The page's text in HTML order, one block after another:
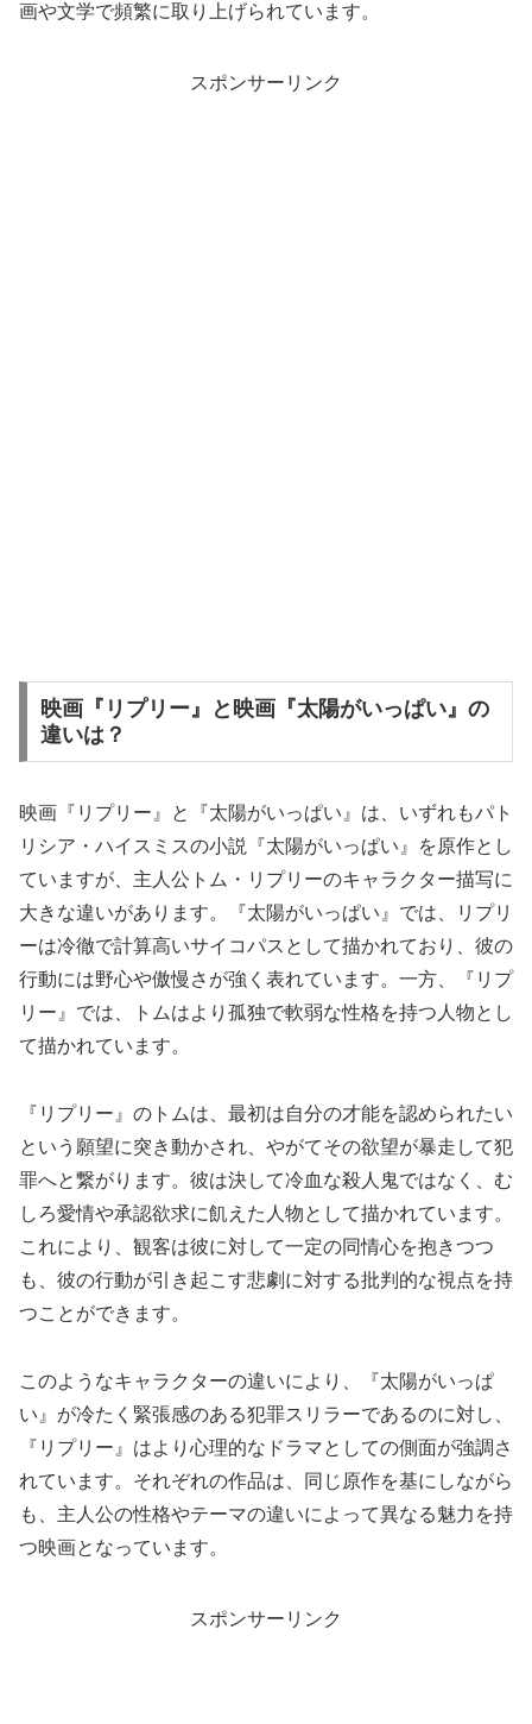
画や文学で頻繁に取り上げられています。
スポンサーリンク
映画『リプリー』と映画『太陽がいっぱい』の
違いは？
映画『リプリー』と『太陽がいっぱい』は、いずれもパト
リシア・ハイスミスの小説『太陽がいっぱい』を原作とし
ていますが、主人公トム・リプリーのキャラクター描写に
大きな違いがあります。『太陽がいっぱい』では、リプリ
ーは冷徹で計算高いサイコパスとして描かれており、彼の
行動には野心や傲慢さが強く表れています。一方、『リプ
リー』では、トムはより孤独で軟弱な性格を持つ人物とし
て描かれています。
『リプリー』のトムは、最初は自分の才能を認められたい
という願望に突き動かされ、やがてその欲望が暴走して犯
罪へと繋がります。彼は決して冷血な殺人鬼ではなく、む
しろ愛情や承認欲求に飢えた人物として描かれています。
これにより、観客は彼に対して一定の同情心を抱きつつ
も、彼の行動が引き起こす悲劇に対する批判的な視点を持
つことができます。
このようなキャラクターの違いにより、『太陽がいっぱ
い』が冷たく緊張感のある犯罪スリラーであるのに対し、
『リプリー』はより心理的なドラマとしての側面が強調さ
れています。それぞれの作品は、同じ原作を基にしながら
も、主人公の性格やテーマの違いによって異なる魅力を持
つ映画となっています。
スポンサーリンク